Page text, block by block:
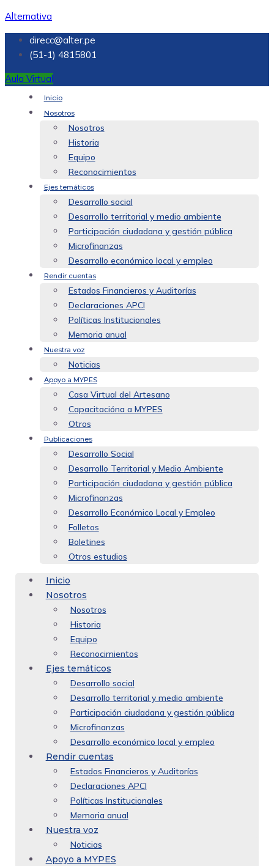
Alternativa
direcc@alter.pe
(51-1) 4815801
Aula Virtual
Inicio
Nosotros
Nosotros
Historia
Equipo
Reconocimientos
Ejes temáticos
Desarrollo social
Desarrollo territorial y medio ambiente
Participación ciudadana y gestión pública
Microfinanzas
Desarrollo económico local y empleo
Rendir cuentas
Estados Financieros y Auditorías
Declaraciones APCI
Políticas Institucionales
Memoria anual
Nuestra voz
Noticias
Apoyo a MYPES
Casa Virtual del Artesano
Capacitacióna a MYPES
Otros
Publicaciones
Desarrollo Social
Desarrollo Territorial y Medio Ambiente
Participación ciudadana y gestión pública
Microfinanzas
Desarrollo Económico Local y Empleo
Folletos
Boletines
Otros estudios
Inicio
Nosotros
Nosotros
Historia
Equipo
Reconocimientos
Ejes temáticos
Desarrollo social
Desarrollo territorial y medio ambiente
Participación ciudadana y gestión pública
Microfinanzas
Desarrollo económico local y empleo
Rendir cuentas
Estados Financieros y Auditorías
Declaraciones APCI
Políticas Institucionales
Memoria anual
Nuestra voz
Noticias
Apoyo a MYPES